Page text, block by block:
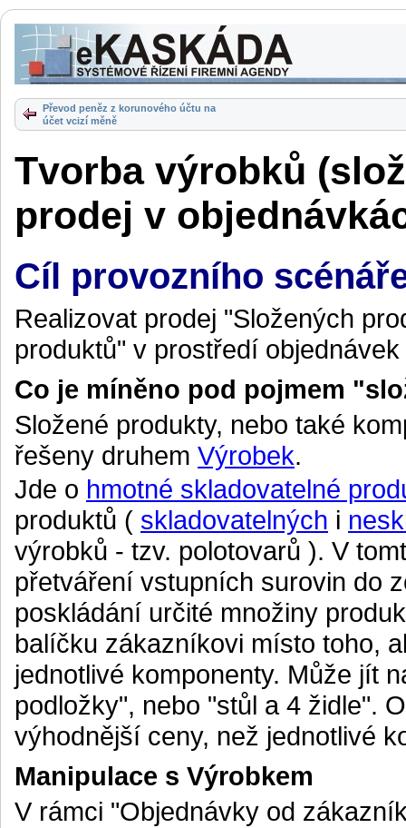
Převod peněz z korunového účtu na
účet vcizí měně
Tvorba výrobků
prodej v
Cíl provozního
Realizovat prodej "Složených
produktů" v prostředí
Co je míněno pod pojmem
Složené produkty, nebo také
řešeny druhem Výrobek.
Jde o hmotné skladovatelné
produktů ( skladovatelných i
výrobků - tzv. polotovarů ). V
přetváření vstupních surovin do
poskládání určité množiny
balíčku zákazníkovi místo toho,
jednotlivé komponenty. Může jít
podložky", nebo "stůl a 4 židle".
výhodnější ceny, než jednotlivé
Manipulace s Výrobkem
V rámci "Objednávky od